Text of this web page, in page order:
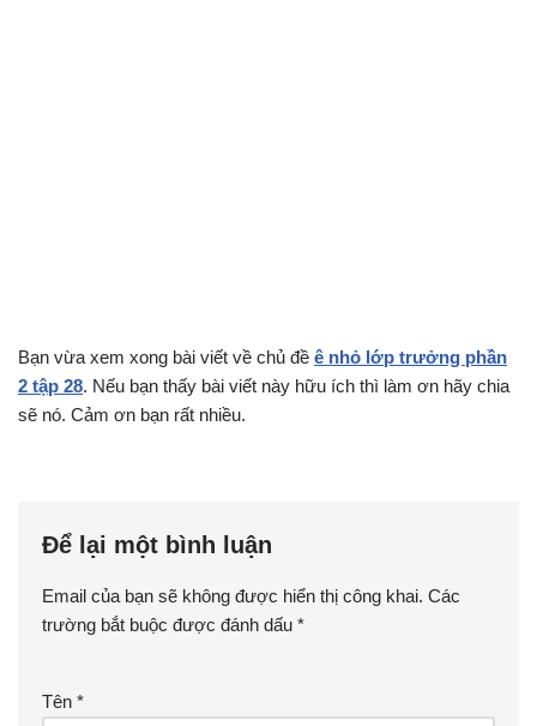
Bạn vừa xem xong bài viết về chủ đề ê nhỏ lớp trưởng phần
2 tập 28. Nếu bạn thấy bài viết này hữu ích thì làm ơn hãy chia
sẽ nó. Cảm ơn bạn rất nhiều.
Để lại một bình luận
Email của bạn sẽ không được hiển thị công khai. Các
trường bắt buộc được đánh dấu *
Tên *